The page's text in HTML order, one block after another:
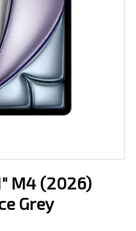
M4 (2026)
Grey